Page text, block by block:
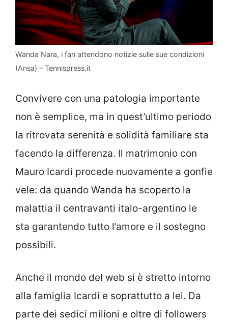
Wanda Nara, i fan attendono notizie sulle sue condizioni
(Ansa) – Tennispress.it
Convivere con una patologia importante
non è semplice, ma in quest’ultimo periodo
la ritrovata serenità e solidità familiare sta
facendo la differenza. Il matrimonio con
Mauro Icardi procede nuovamente a gonfie
vele: da quando Wanda ha scoperto la
malattia il centravanti italo-argentino le
sta garantendo tutto l’amore e il sostegno
possibili.
Anche il mondo del web si è stretto intorno
alla famiglia Icardi e soprattutto a lei. Da
parte dei sedici milioni e oltre di followers